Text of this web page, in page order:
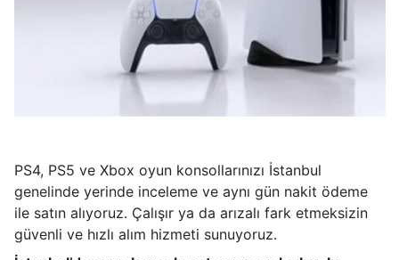
PS4, PS5 ve Xbox oyun konsollarınızı İstanbul
genelinde yerinde inceleme ve aynı gün nakit ödeme
ile satın alıyoruz. Çalışır ya da arızalı fark etmeksizin
güvenli ve hızlı alım hizmeti sunuyoruz.